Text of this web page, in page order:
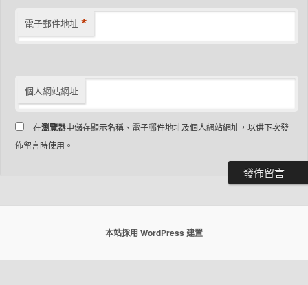
電子郵件地址 *
個人網站網址
在瀏覽器中儲存顯示名稱、電子郵件地址及個人網站網址，以供下次發
佈留言時使用。
本站採用 WordPress 建置